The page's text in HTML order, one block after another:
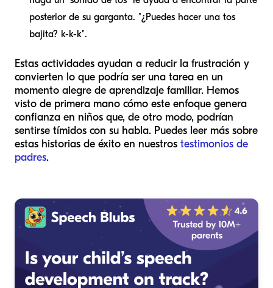
posterior de su garganta. "¿Puedes hacer una tos
bajita? k-k-k".
Estas actividades ayudan a reducir la frustración y
convierten lo que podría ser una tarea en un
momento alegre de aprendizaje familiar. Hemos
visto de primera mano cómo este enfoque genera
confianza en niños que, de otro modo, podrían
sentirse tímidos con su habla. Puedes leer más sobre
estas historias de éxito en nuestros testimonios de
padres.